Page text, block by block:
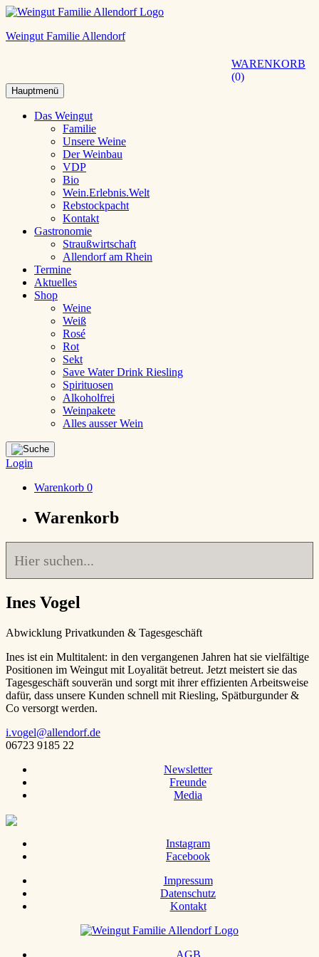
Weingut Familie Allendorf
WARENKORB
0
Hauptmenü
Das Weingut
Familie
Unsere Weine
Der Weinbau
VDP
Bio
Wein.Erlebnis.Welt
Rebstockpacht
Kontakt
Gastronomie
Straußwirtschaft
Allendorf am Rhein
Termine
Aktuelles
Shop
Weine
Weiß
Rosé
Rot
Sekt
Save Water Drink Riesling
Spirituosen
Alkoholfrei
Weinpakete
Alles ausser Wein
Login
Warenkorb 0
Warenkorb
Ines Vogel
Abwicklung Privatkunden & Tagesgeschäft
Ines ist ein Multitalent: in den vergangenen Jahren hat sie vielfältige
Positionen im Weingut mit Loyalität betreut. Jetzt meistert sie das
Tagesgeschäft souverän und sorgt mit ihrer effizienten Arbeitsweise
dafür, dass unsere Kunden schnell mit Riesling, Spätburgunder &
Co versorgt werden.
i.vogel@allendorf.de
06723 9185 22
Newsletter
Freunde
Media
Instagram
Facebook
Impressum
Datenschutz
Kontakt
AGB